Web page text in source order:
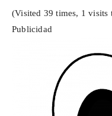
(Visited 39 times, 1 visits
Publicidad